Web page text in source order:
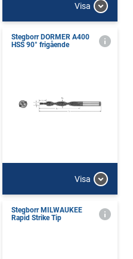
Visa
Stegborr DORMER A400
HSS 90° frigående
Visa
Stegborr MILWAUKEE
Rapid Strike Tip